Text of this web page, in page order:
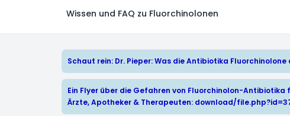
Wissen und FAQ zu Fluorchinolonen
Schaut rein: Dr. Pieper: Was die Antibiotika
Ein Flyer über die Gefahren von Fluorchinolon-
Ärzte, Apotheker & Therapeuten: download/